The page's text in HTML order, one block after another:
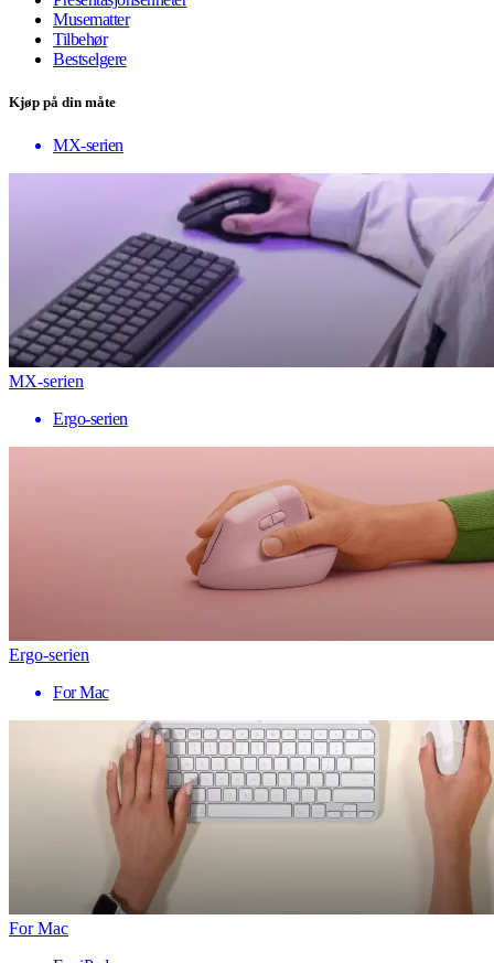
Musematter
Tilbehør
Bestselgere
Kjøp på din måte
MX-serien
MX-serien
Ergo-serien
Ergo-serien
For Mac
For Mac